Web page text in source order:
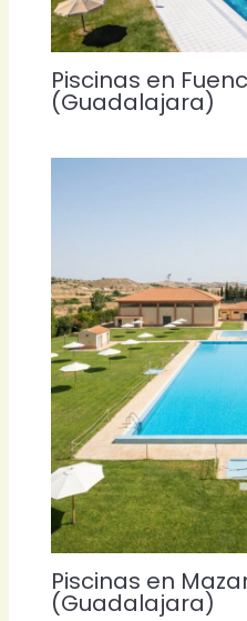
Piscinas en
(Guadalajara)
Piscinas en
(Guadalajara)